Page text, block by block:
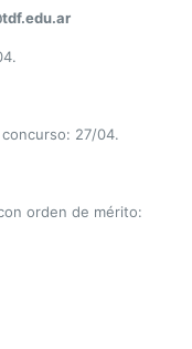
27/04.
orden de mérito: